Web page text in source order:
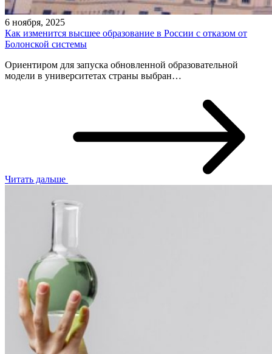
6 ноября, 2025
Как изменится высшее образование в России с отказом от
Болонской системы
Ориентиром для запуска обновленной образовательной
модели в университетах страны выбран…
Читать дальше